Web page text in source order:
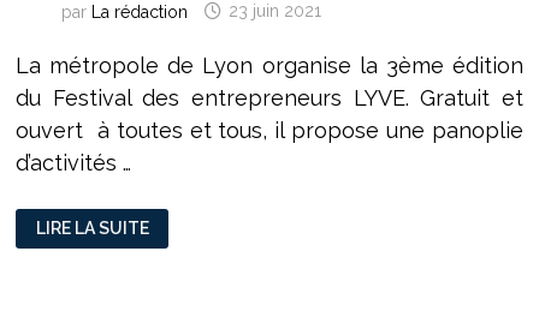
par La rédaction 23 juin 2021
La métropole de Lyon organise la 3ème édition
du Festival des entrepreneurs LYVE. Gratuit et
ouvert à toutes et tous, il propose une panoplie
d’activités …
MÉTROPOLE
DE
LYON
LIRE LA SUITE